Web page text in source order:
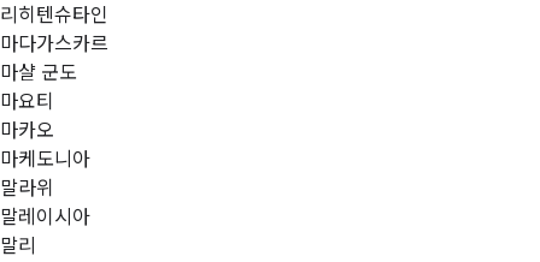
리히텐슈타인
마다가스카르
마샬 군도
마요티
마카오
마케도니아
말라위
말레이시아
말리